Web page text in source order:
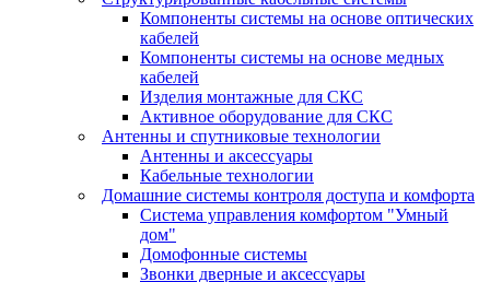
Компоненты системы на основе оптических
кабелей
Компоненты системы на основе медных
кабелей
Изделия монтажные для СКС
Активное оборудование для СКС
Антенны и спутниковые технологии
Антенны и аксессуары
Кабельные технологии
Домашние системы контроля доступа и комфорта
Система управления комфортом "Умный
дом"
Домофонные системы
Звонки дверные и аксессуары